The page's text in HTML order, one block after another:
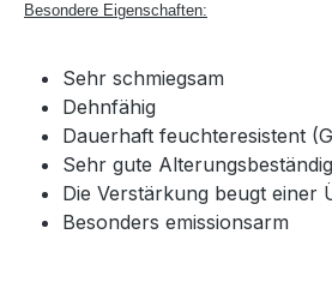
Besondere Eigenschaften:
Sehr schmiegsam
Dehnfähig
Dauerhaft feuchteresistent
Sehr gute
Die Verstärkung beugt einer
Besonders emissionsarm